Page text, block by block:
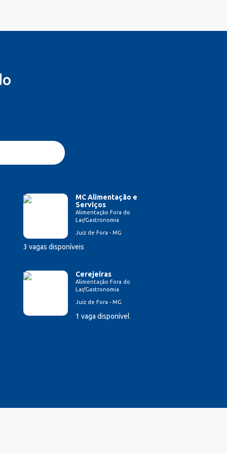
MC Alimentação e
Serviços
Alimentação Fora do
Lar/Gastronomia
Juiz de Fora - MG
3 vagas disponíveis
Cerejeiras
Alimentação Fora do
Lar/Gastronomia
Juiz de Fora - MG
1 vaga disponível